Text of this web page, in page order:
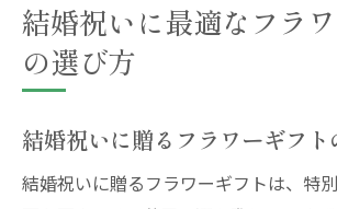
結婚祝いに最適なフラ
の選び方
結婚祝いに贈るフラワーギフト
結婚祝いに贈るフラワーギフトは、特